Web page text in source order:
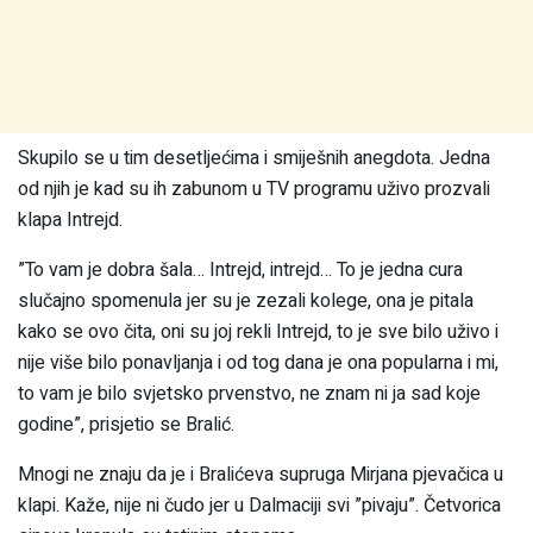
Skupilo se u tim desetljećima i smiješnih anegdota. Jedna
od njih je kad su ih zabunom u TV programu uživo prozvali
klapa Intrejd.
”To vam je dobra šala… Intrejd, intrejd… To je jedna cura
slučajno spomenula jer su je zezali kolege, ona je pitala
kako se ovo čita, oni su joj rekli Intrejd, to je sve bilo uživo i
nije više bilo ponavljanja i od tog dana je ona popularna i mi,
to vam je bilo svjetsko prvenstvo, ne znam ni ja sad koje
godine”, prisjetio se Bralić.
Mnogi ne znaju da je i Bralićeva supruga Mirjana pjevačica u
klapi. Kaže, nije ni čudo jer u Dalmaciji svi ”pivaju”. Četvorica